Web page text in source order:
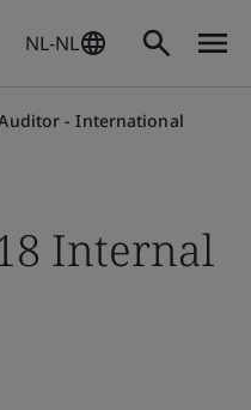
NL-NL
- International
Internal